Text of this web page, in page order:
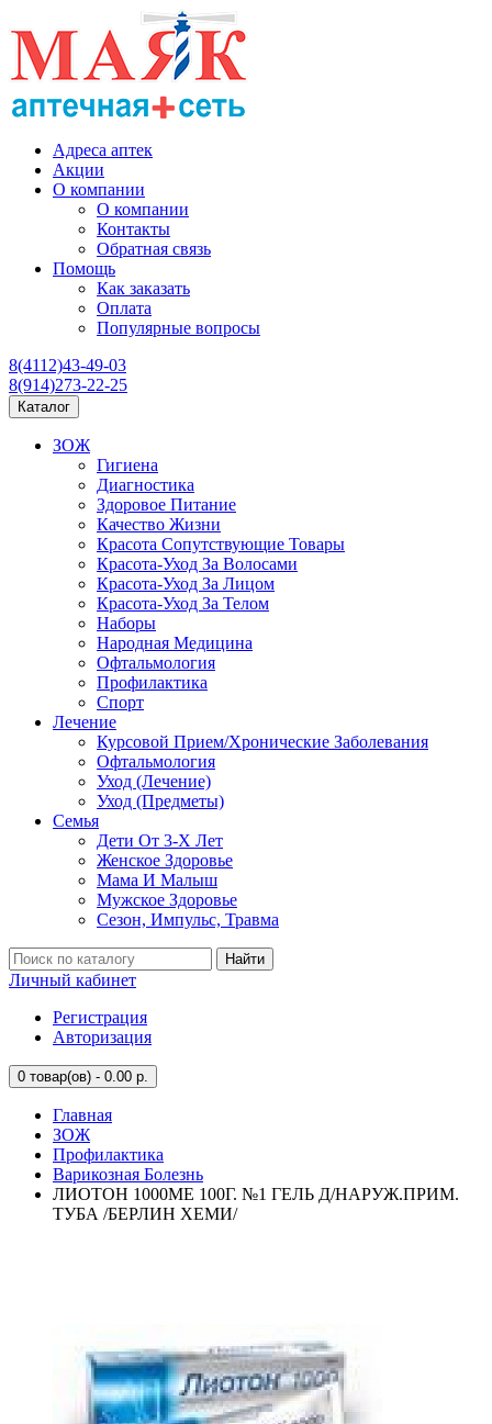
Адреса аптек
Акции
О компании
О компании
Контакты
Обратная связь
Помощь
Как заказать
Оплата
Популярные вопросы
8(4112)43-49-03
8(914)273-22-25
Каталог
ЗОЖ
Гигиена
Диагностика
Здоровое Питание
Качество Жизни
Красота Сопутствующие Товары
Красота-Уход За Волосами
Красота-Уход За Лицом
Красота-Уход За Телом
Наборы
Народная Медицина
Офтальмология
Профилактика
Спорт
Лечение
Курсовой Прием/Хронические Заболевания
Офтальмология
Уход (Лечение)
Уход (Предметы)
Семья
Дети От 3-Х Лет
Женское Здоровье
Мама И Малыш
Мужское Здоровье
Сезон, Импульс, Травма
Найти
Личный кабинет
Регистрация
Авторизация
0 товар(ов) - 0.00 р.
Главная
ЗОЖ
Профилактика
Варикозная Болезнь
ЛИОТОН 1000МЕ 100Г. №1 ГЕЛЬ Д/НАРУЖ.ПРИМ.
ТУБА /БЕРЛИН ХЕМИ/